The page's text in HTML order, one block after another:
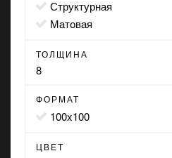
структурная
матовая
ТОЛЩИНА
8
ФОРМАТ
100x100
ЦВЕТ